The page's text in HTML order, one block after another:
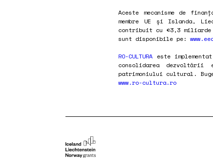
Aceste mecanisme de
membre UE și Islanda,
contribuit cu €3,3 miliarde
sunt disponibile pe:
RO-CULTURAeste
consolidarea dezvoltării
patrimoniului cultural.
www.ro-cultura.ro